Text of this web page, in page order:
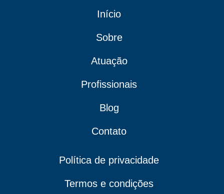
Início
Sobre
Atuação
Profissionais
Blog
Contato
Política de privacidade
Termos e condições